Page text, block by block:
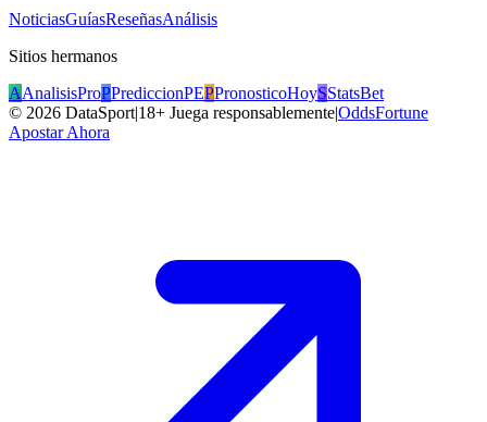
NoticiasGuíasReseñasAnálisis
Sitios hermanos
AAnalisisProPPrediccionPEPPronosticoHoySStatsBet
© 2026 DataSport|18+ Juega responsablemente|OddsFortune
Apostar Ahora